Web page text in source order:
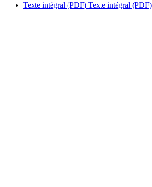
Texte intégral (PDF) Texte intégral (PDF)